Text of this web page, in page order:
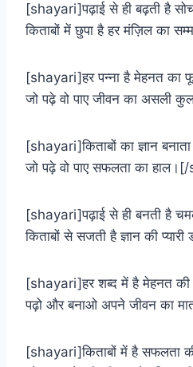
[shayari]पढ़ाई से ही बढ़ती है
किताबों में छुपा है हर मंज़िल का
[shayari]हर पन्ना है मेहनत का
जो पढ़े वो पाए जीवन का असली
[shayari]किताबों का ज्ञान
जो पढ़े वो पाए सफलता का
[shayari]पढ़ाई से ही बनती है
किताबों से सजती है ज्ञान की
[shayari]हर शब्द में है मेहनत
पढ़ो और बनाओ अपने जीवन का
[shayari]किताबों में है सफलता